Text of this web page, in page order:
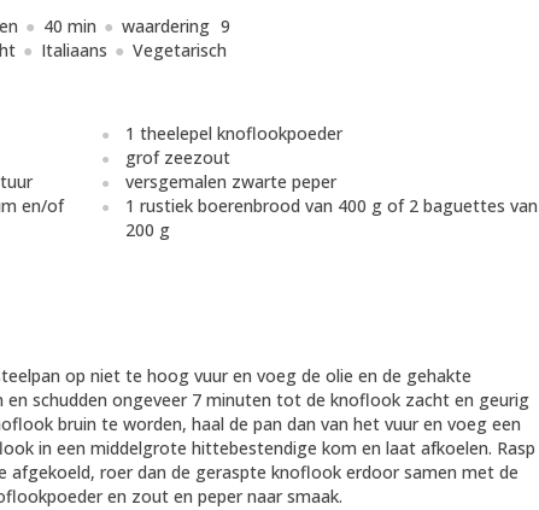
40 min waardering 9
Italiaans Vegetarisch
en/of
1 theelepel knoflookpoeder
grof zeezout
versgemalen zwarte peper
1 rustiek boerenbrood van 400 g of 2 baguettes van
200 g
op niet te hoog vuur en voeg de olie en de gehakte
schudden ongeveer 7 minuten tot de knoflook zacht en geurig
bruin te worden, haal de pan dan van het vuur en voeg een
in een middelgrote hittebestendige kom en laat afkoelen. Rasp
roer dan de geraspte knoflook erdoor samen met de
en zout en peper naar smaak.